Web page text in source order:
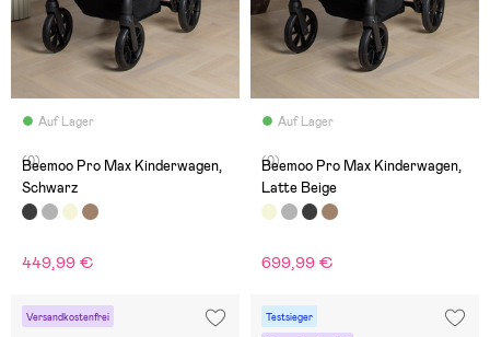
Auf Lager
(0)
Beemoo Pro Max Kinderwagen,
Schwarz
449,99 €
Auf Lager
(0)
Beemoo Pro Max Kinderwagen,
Latte Beige
699,99 €
Versandkostenfrei Testsieger